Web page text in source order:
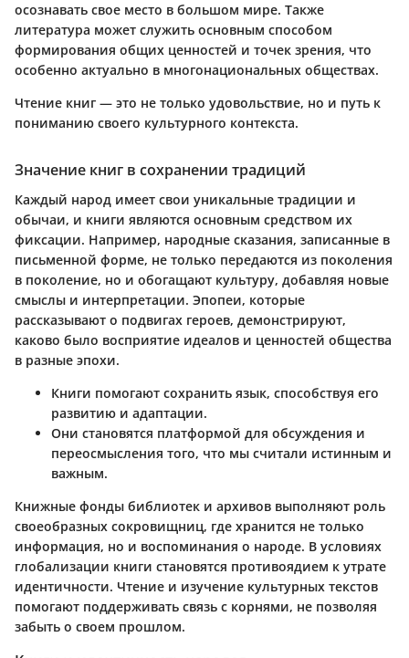
осознавать свое место в большом мире. Также
литература может служить основным способом
формирования общих ценностей и точек зрения, что
особенно актуально в многонациональных обществах.
Чтение книг — это не только удовольствие, но и путь к
пониманию своего культурного контекста.
Значение книг в сохранении традиций
Каждый народ имеет свои уникальные традиции и
обычаи, и книги являются основным средством их
фиксации. Например, народные сказания, записанные в
письменной форме, не только передаются из поколения
в поколение, но и обогащают культуру, добавляя новые
смыслы и интерпретации. Эпопеи, которые
рассказывают о подвигах героев, демонстрируют,
каково было восприятие идеалов и ценностей общества
в разные эпохи.
Книги помогают сохранить язык, способствуя его
развитию и адаптации.
Они становятся платформой для обсуждения и
переосмысления того, что мы считали истинным и
важным.
Книжные фонды библиотек и архивов выполняют роль
своеобразных сокровищниц, где хранится не только
информация, но и воспоминания о народе. В условиях
глобализации книги становятся противоядием к утрате
идентичности. Чтение и изучение культурных текстов
помогают поддерживать связь с корнями, не позволяя
забыть о своем прошлом.